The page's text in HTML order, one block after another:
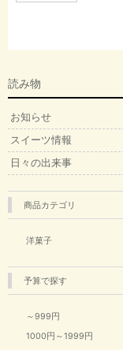
読み物
お知らせ
スイーツ情報
日々の出来事
商品カテゴリ
洋菓子
予算で探す
～999円
1000円～1999円